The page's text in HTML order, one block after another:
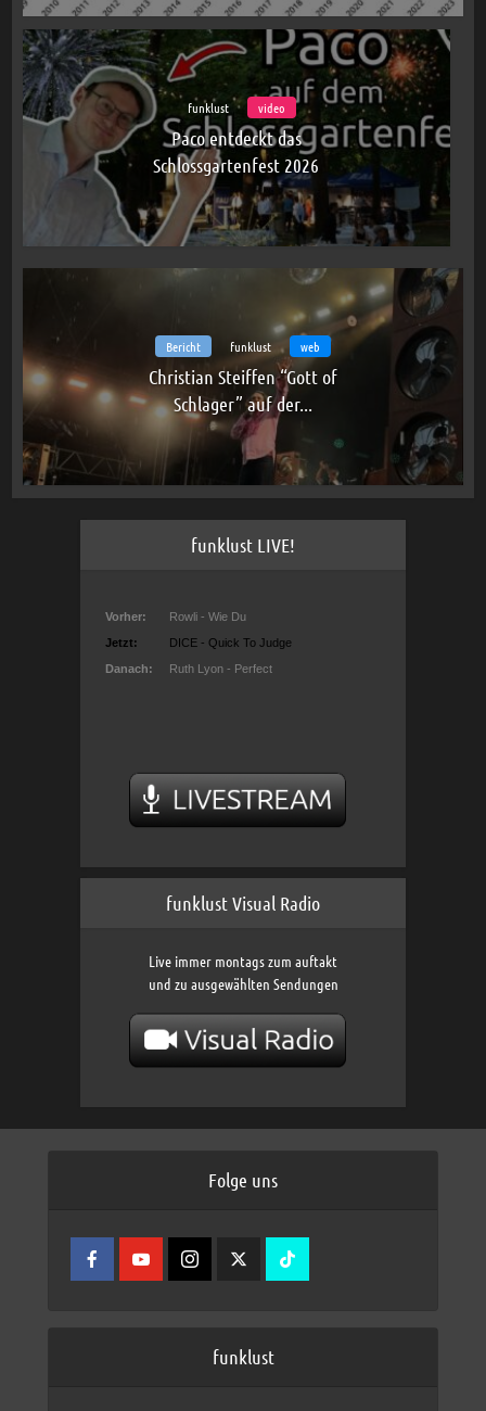
funklust video
Paco entdeckt das
Schlossgartenfest 2026
Bericht funklust web
Christian Steiffen “Gott of
Schlager” auf der...
funklust LIVE!
funklust Visual Radio
Live immer montags zum auftakt
und zu ausgewählten Sendungen
Folge uns
funklust